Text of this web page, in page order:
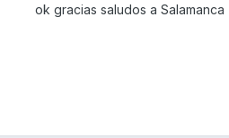
ok gracias saludos a Salamanca